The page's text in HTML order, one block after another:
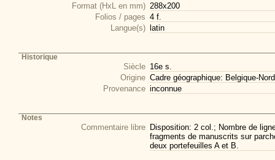
Format (HxL en mm) 288x200
Folios / pages 4 f.
Langue(s)
latin
Historique
Siècle 16e s.
Origine Cadre géographique: Belgique-
Provenance inconnue
Notes
Commentaire libre Disposition: 2 col.; Nombre de
fragments de manuscrits sur
deux portefeuilles A et B.